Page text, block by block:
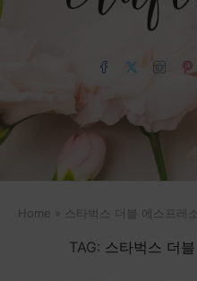
Home » 스타벅스 더블 에스프레
TAG: 스타벅스 더